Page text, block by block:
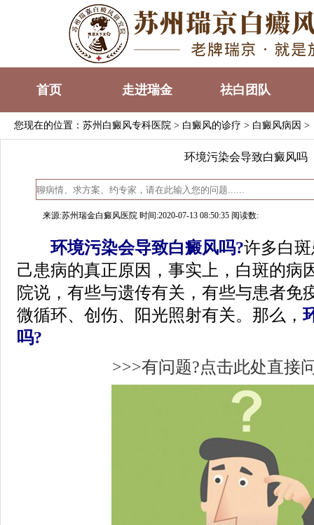
首页 走进瑞金 祛白团队
您现在的位置： 苏州白癜风专科医院 > 白癜风的诊疗 > 白癜风病因 >
环境污染会导致白癜风吗
来源:苏州瑞金白癜风医院 时间:2020-07-13 08:50:35 阅读数:
环境污染会导致白癜风吗?许多白
己患病的真正原因，事实上，白斑的病
院说，有些与遗传有关，有些与患者免
微循环、创伤、阳光照射有关。那么，
吗?
>>>有问题?点击此处直接